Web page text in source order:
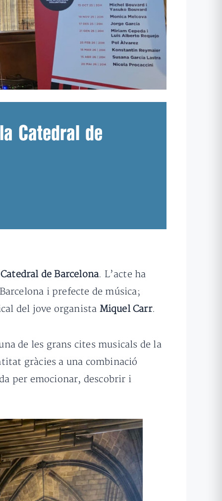
Catedral de
de Barcelona. L’acte ha
i prefecte de música;
del jove organista Miquel Carr.
de les grans cites musicals de la
gràcies a una combinació
per emocionar, descobrir i